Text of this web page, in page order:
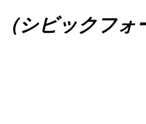
シビックフォ